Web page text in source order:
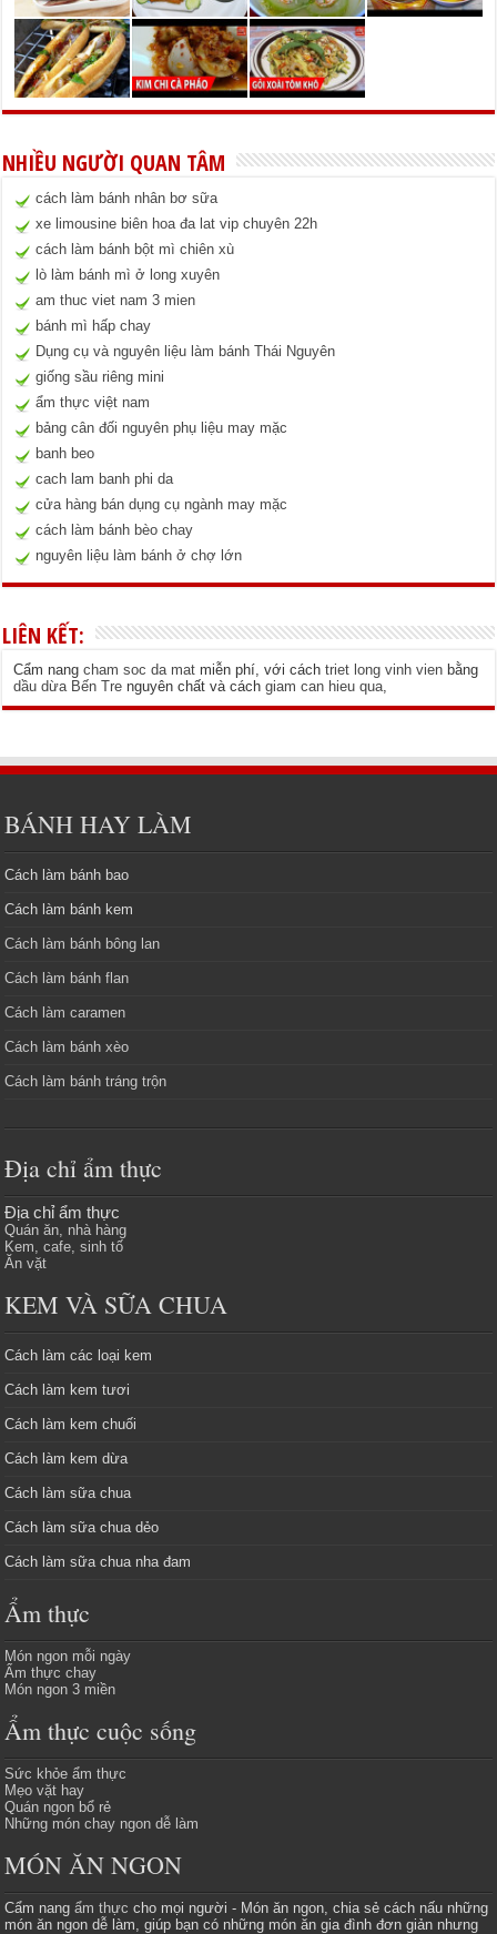
NHIỀU NGƯỜI QUAN TÂM
cách làm bánh nhân bơ sữa
xe limousine biên hoa đa lat vip chuyên 22h
cách làm bánh bột mì chiên xù
lò làm bánh mì ở long xuyên
am thuc viet nam 3 mien
bánh mì hấp chay
Dụng cụ và nguyên liệu làm bánh Thái Nguyên
giống sầu riêng mini
ẩm thực việt nam
bảng cân đối nguyên phụ liệu may mặc
banh beo
cach lam banh phi da
cửa hàng bán dụng cụ ngành may mặc
cách làm bánh bèo chay
nguyên liệu làm bánh ở chợ lớn
LIÊN KẾT:
Cẩm nangcham soc da mat miễn phí, với cáchtriet long vinh vien bằng
dầu dừa Bến Tre nguyên chất và cáchgiam can hieu qua,
BÁNH HAY LÀM
Cách làm bánh bao
Cách làm bánh kem
Cách làm bánh bông lan
Cách làm bánh flan
Cách làm caramen
Cách làm bánh xèo
Cách làm bánh tráng trộn
Địa chỉ ẩm thực
Địa chỉ ẩm thực
Quán ăn, nhà hàng
Kem, cafe, sinh tố
Ăn vặt
KEM VÀ SỮA CHUA
Cách làm các loại kem
Cách làm kem tươi
Cách làm kem chuối
Cách làm kem dừa
Cách làm sữa chua
Cách làm sữa chua dẻo
Cách làm sữa chua nha đam
Ẩm thực
Món ngon mỗi ngày
Ẩm thực chay
Món ngon 3 miền
Ẩm thực cuộc sống
Sức khỏe ẩm thực
Mẹo vặt hay
Quán ngon bổ rẻ
Những món chay ngon dễ làm
MÓN ĂN NGON
Cẩm nangẩm thực cho mọi người - Món ăn ngon, chia sẻ cách nấu những
món ăn ngon dễ làm, giúp bạn có những món ăn gia đình đơn giản nhưng